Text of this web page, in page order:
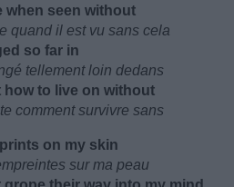
when seen without
quand il est vu sans cela
so far in
tellement loin dedans
how to live on without
comment survivre sans
on my skin
sur ma peau